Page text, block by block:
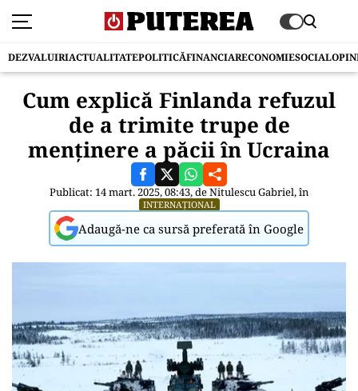
DEZVALUIRIACTUALITATEPOLITICĂFINANCIARECONOMIESOCIAL
Cum explică Finlanda refuzul
de a trimite trupe de
menținere a păcii în Ucraina
Publicat: 14 mart. 2025, 08:43, deNitulescu Gabriel, în
INTERNAȚIONAL
Adaugă-ne ca sursă preferată în Google